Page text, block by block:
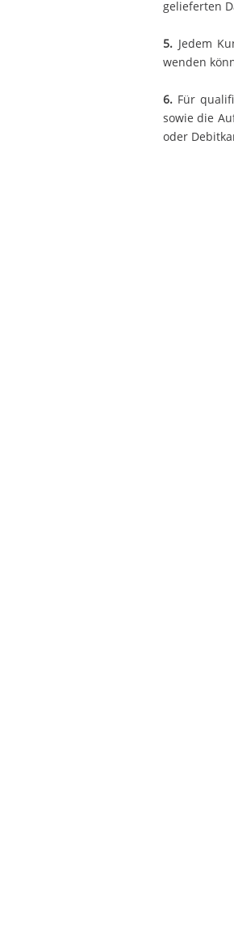
gelieferten
5. Jedem
wenden
6. Für
sowie die
oder